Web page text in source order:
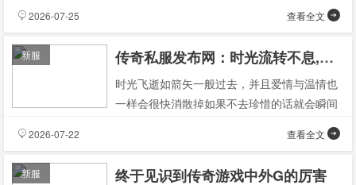
查看全文
2026-07-25
传奇私服发布网：时光流转不息,英雄无悔,传奇无悔,青春无悔。
时光飞逝如箭矢一般过去，并且爱情与温情也
一样会很快消散掉如果不去珍惜的话就会瞬间
消失不见。时间很长很漫长但是它不会改变事
新服
查看全文
2026-07-22
终于见识到传奇游戏中外G的厉害
新服